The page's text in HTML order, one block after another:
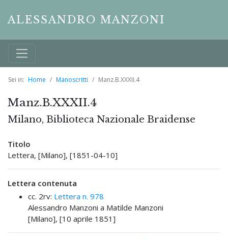
ALESSANDRO MANZONI
Sei in: Home Manoscritti Manz.B.XXXII.4
Manz.B.XXXII.4
Milano, Biblioteca Nazionale Braidense
Titolo
Lettera, [Milano], [1851-04-10]
Lettera contenuta
cc. 2rv: Lettera n. 978
Alessandro Manzoni a Matilde Manzoni
[Milano], [10 aprile 1851]